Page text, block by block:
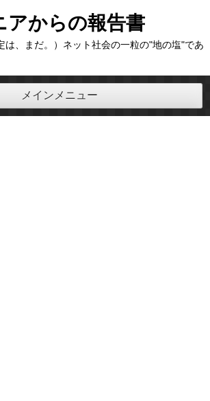
アからの報告書
は、まだ。）ネット社会の一粒の"地の塩"であ
メインメニュー